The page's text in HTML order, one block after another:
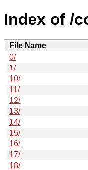
Index of /
File Name
0/
1/
10/
11/
12/
13/
14/
15/
16/
17/
18/